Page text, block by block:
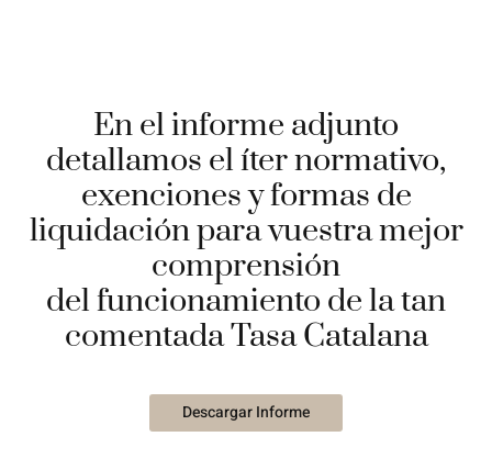
En el informe adjunto
detallamos el íter normativo,
exenciones y formas de
liquidación para vuestra mejor
comprensión
del funcionamiento de la tan
comentada Tasa Catalana
Descargar Informe